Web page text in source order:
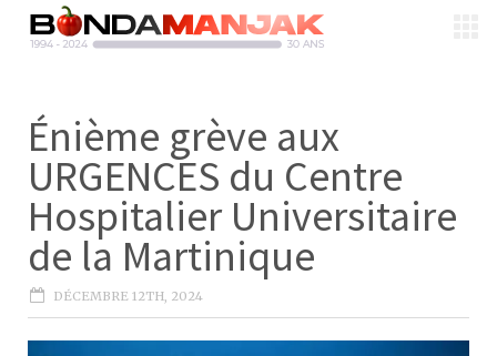
Énième grève aux
URGENCES du Centre
Hospitalier Universitaire
de la Martinique
DÉCEMBRE 12TH, 2024